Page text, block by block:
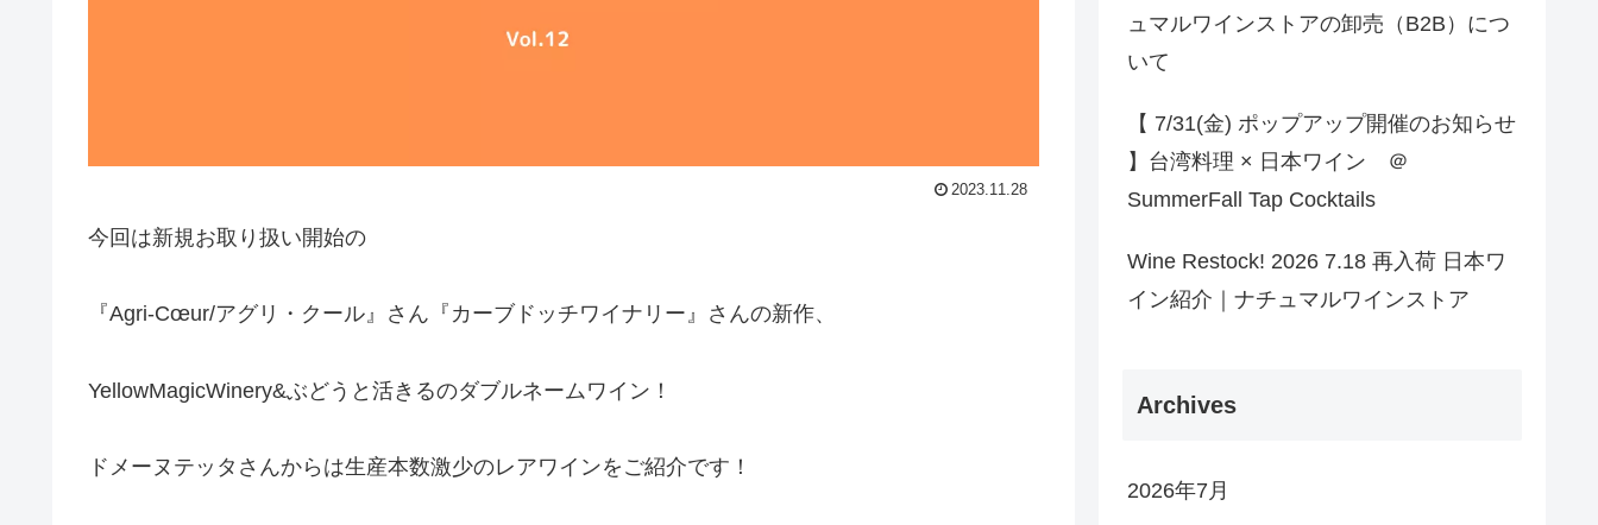
2023.11.28
今回は新規お取り扱い開始の
『Agri‑Cœur/アグリ・クール』さん『カーブドッチワイナリー』さんの新作、
YellowMagicWinery&ぶどうと活きるのダブルネームワイン！
ドメーヌテッタさんからは生産本数激少のレアワインをご紹介です！
ュマルワインストアの卸売（B2B）につ
いて
【 7/31(金) ポップアップ開催のお知らせ
】台湾料理 × 日本ワイン ＠
SummerFall Tap Cocktails
Wine Restock! 2026 7.18 再入荷 日本ワ
イン紹介｜ナチュマルワインストア
Archives
2026年7月